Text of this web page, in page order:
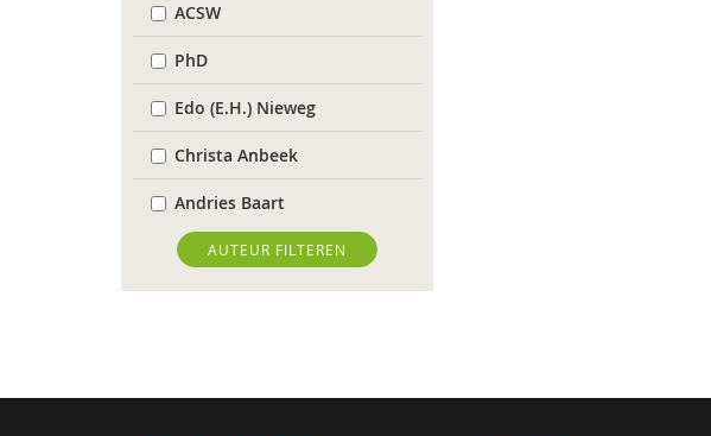
ACSW
PhD
Edo (E.H.) Nieweg
Christa Anbeek
Andries Baart
Vivianne Baur
Elena Bendien
AUTEUR FILTEREN